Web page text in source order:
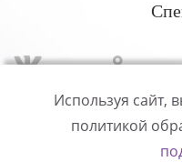
Политика
Используя сайт,
политикой